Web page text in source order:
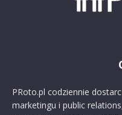
PRoto.pl codziennie
marketingu i public